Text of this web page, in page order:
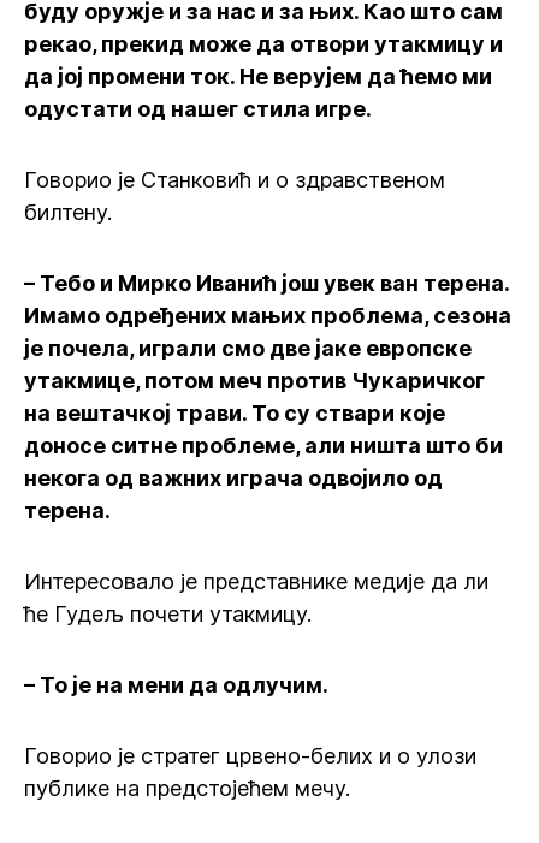
буду оружје и за нас и за њих. Као што сам
рекао, прекид може да отвори утакмицу и
да јој промени ток. Не верујем да ћемо ми
одустати од нашег стила игре.
Говорио је Станковић и о здравственом
билтену.
– Тебо и Мирко Иванић још увек ван терена.
Имамо одређених мањих проблема, сезона
је почела, играли смо две јаке европске
утакмице, потом меч против Чукаричког
на вештачкој трави. То су ствари које
доносе ситне проблеме, али ништа што би
некога од важних играча одвојило од
терена.
Интересовало је представнике медије да ли
ће Гудељ почети утакмицу.
– То је на мени да одлучим.
Говорио је стратег црвено-белих и о улози
публике на предстојећем мечу.